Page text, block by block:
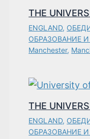
THE
ENGLAND,
ОБРАЗОВАНИЕ
Manchester,
THE
ENGLAND,
ОБРАЗОВАНИЕ